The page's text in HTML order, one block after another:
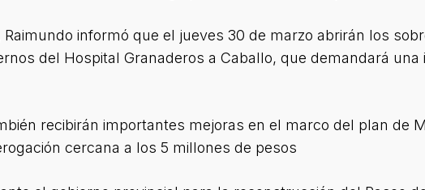
informó que el jueves 30 de marzo abrirán los
del Hospital Granaderos a Caballo, que demandará una
recibirán importantes mejoras en el marco del plan de
cercana a los 5 millones de pesos